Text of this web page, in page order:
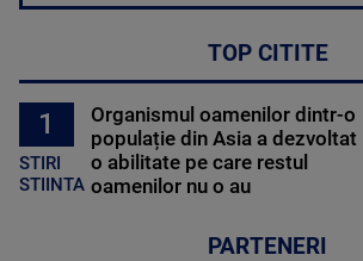
TOP CITITE
1
STIRI
STIINTA
Organismul oamenilor dintr-o
populație din Asia a dezvoltat
o abilitate pe care restul
oamenilor nu o au
PARTENERI